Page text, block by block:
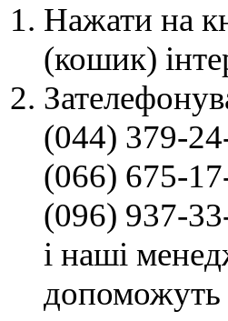
Нажати на
(кошик)
(044) 379-
(066) 675-
(096) 937-
і наші
допоможуть